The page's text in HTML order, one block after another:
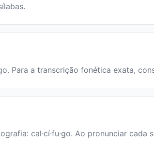
Para a transcrição fonética exata,
cal·cí·fu·go. Ao pronunciar